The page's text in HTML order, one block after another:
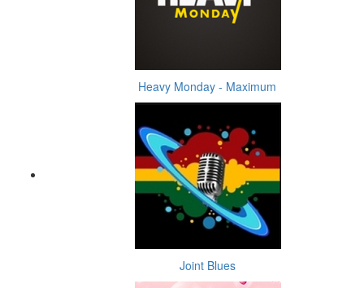
Heavy Monday - Maximum
Joint Blues